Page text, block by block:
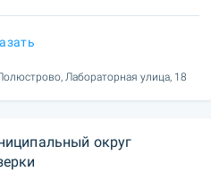
Лабораторная улица, 18
округ